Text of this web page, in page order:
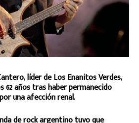
líder de Los Enanitos Verdes,
62 años tras haber permanecido
una afección renal.